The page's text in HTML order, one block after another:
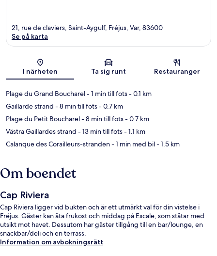
Karta
21, rue de claviers, Saint-Aygulf, Fréjus, Var, 83600
Se på karta
I närheten Ta sig runt Restauranger
Plage du Grand Boucharel- 1 min till fots- 0.1 km
Gaillarde strand - 8 min till fots- 0.7 km
Plage du Petit Boucharel- 8 min till fots- 0.7 km
Västra Gaillardes strand - 13 min till fots- 1.1 km
Calanque des Corailleurs-stranden- 1 min med bil- 1.5 km
Om boendet
Cap Riviera
Cap Riviera ligger vid bukten och är ett utmärkt val för din vistelse i
Fréjus. Gäster kan äta frukost och middag på Escale, som ståtar med
utsikt mot havet. Dessutom har gäster tillgång till en bar/lounge, en
snackbar/deli och en terrass.
Information om avbokningsrätt